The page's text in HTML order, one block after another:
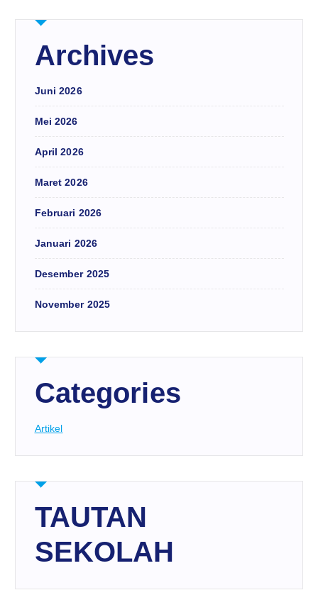
Archives
Juni 2026
Mei 2026
April 2026
Maret 2026
Februari 2026
Januari 2026
Desember 2025
November 2025
Categories
Artikel
TAUTAN
SEKOLAH